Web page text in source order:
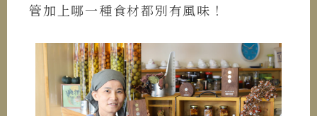
管加上哪一種食材都別有風味！